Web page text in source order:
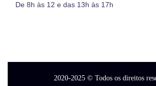
De 8h às 12 e das 13h às 17h
2020-2025© Todos os direitos